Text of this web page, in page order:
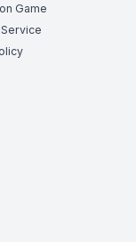
Game